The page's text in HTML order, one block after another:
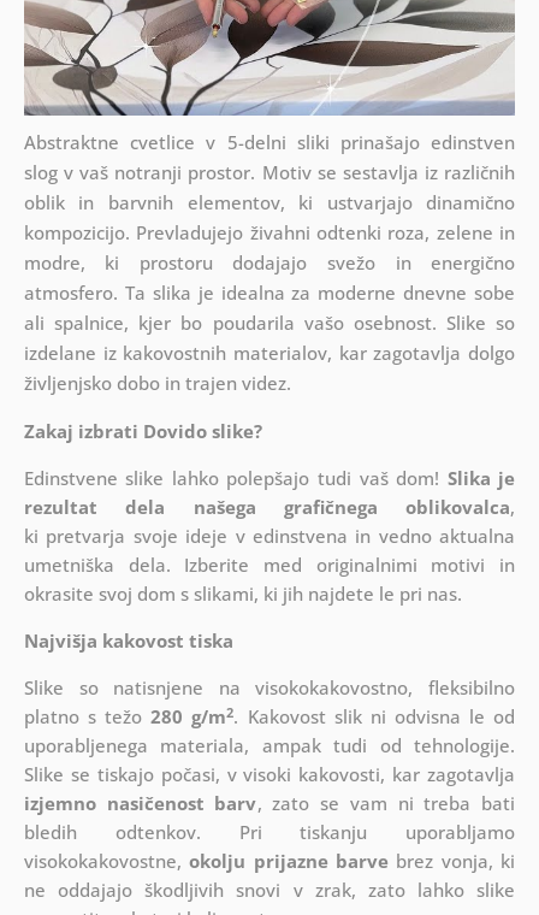
Abstraktne cvetlice v 5-delni sliki prinašajo edinstven
slog v vaš notranji prostor. Motiv se sestavlja iz različnih
oblik in barvnih elementov, ki ustvarjajo dinamično
kompozicijo. Prevladujejo živahni odtenki roza, zelene in
modre, ki prostoru dodajajo svežo in energično
atmosfero. Ta slika je idealna za moderne dnevne sobe
ali spalnice, kjer bo poudarila vašo osebnost. Slike so
izdelane iz kakovostnih materialov, kar zagotavlja dolgo
življenjsko dobo in trajen videz.
Zakaj izbrati Dovido slike?
Edinstvene slike lahko polepšajo tudi vaš dom! Slika je
rezultat dela našega grafičnega oblikovalca,
ki pretvarja svoje ideje v edinstvena in vedno aktualna
umetniška dela. Izberite med originalnimi motivi in
okrasite svoj dom s slikami, ki jih najdete le pri nas.
Najvišja kakovost tiska
Slike so natisnjene na visokokakovostno, fleksibilno
platno s težo280 g/m2. Kakovost slik ni odvisna le od
uporabljenega materiala, ampak tudi od tehnologije.
Slike se tiskajo počasi, v visoki kakovosti, kar zagotavlja
izjemno nasičenost barv, zato se vam ni treba bati
bledih odtenkov. Pri tiskanju uporabljamo
visokokakovostne,okolju prijazne barve brez vonja, ki
ne oddajajo škodljivih snovi v zrak, zato lahko slike